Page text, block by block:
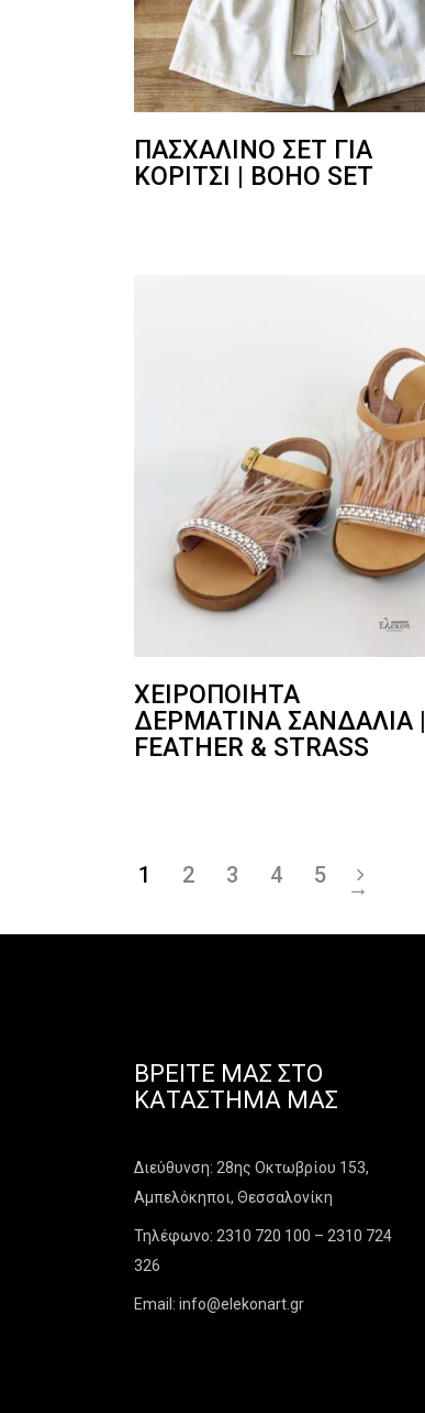
ΠΑΣΧΑΛΙΝΌ ΣΕΤ ΓΙΑ
ΚΟΡΊΤΣΙ | BOHO SET
ΧΕΙΡΟΠΟΊΗΤΑ
ΔΕΡΜΆΤΙΝΑ ΣΑΝΔΆΛΙΑ |
FEATHER & STRASS
1 2 3 4 5 →
ΒΡΕΊΤΕ ΜΑΣ ΣΤΟ
ΚΑΤΆΣΤΗΜΑ ΜΑΣ
Διεύθυνση: 28ης Οκτωβρίου 153,
Αμπελόκηποι, Θεσσαλονίκη
Τηλέφωνο: 2310 720 100 – 2310 724
326
Email: info@elekonart.gr